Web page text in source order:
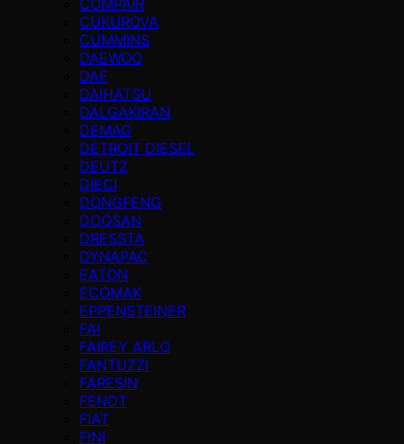
CUKUROVA
CUMMINS
DAEWOO
DAF
DAIHATSU
DALGAKIRAN
DEMAG
DETROIT DIESEL
DEUTZ
DIECI
DONGFENG
DOOSAN
DRESSTA
DYNAPAC
EATON
ECOMAK
EPPENSTEINER
FAI
FAIREY ARLO
FANTUZZI
FARESIN
FENDT
FIAT
FINI